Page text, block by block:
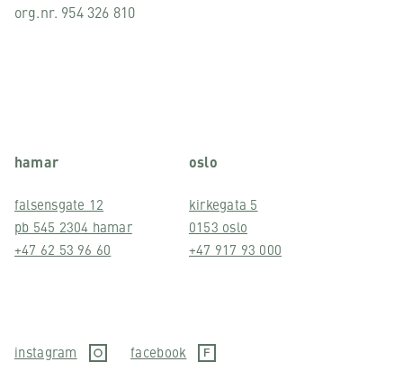
org.nr. 954 326 810
hamar
falsensgate 12
pb 545 2304 hamar
+47 62 53 96 60
oslo
kirkegata 5
0153 oslo
+47 917 93 000
instagram facebook